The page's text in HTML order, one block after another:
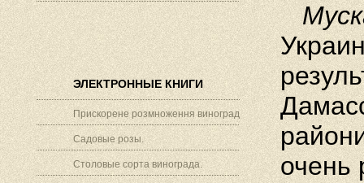
ЭЛЕКТРОННЫЕ КНИГИ
Прискорене розмноження винограду.
Садовые розы.
Столовые сорта винограда.
очень